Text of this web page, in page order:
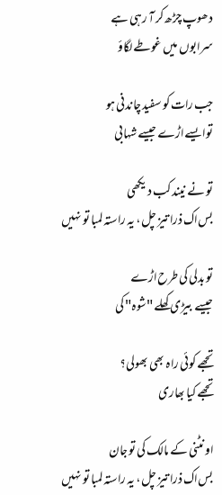
دھوپ چڑھ کر آ رہی ہے
سرابوں میں غوطے لگاؤ
جب رات کو سفید چاندنی ہو
تو ایسے اڑے جیسے شہابی
تو نے نیند کب دیکھی
بس اک ذرا تیز چل، یہ راستہ لمبا تو نہیں
تو بدلی کی طرح اڑے
جیسے بیڑی کھلے "شوہ" کی
تجھے کوئی راہ بھی بھولی؟
تجھے کیا بھاری
اونٹنی کے مالک کی تو جان
بس اک ذرا تیز چل، یہ راستہ لمبا تو نہیں